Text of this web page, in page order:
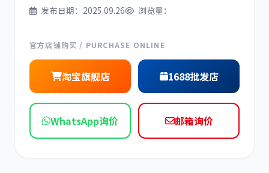
发布日期：2025.09.26 浏览量：
官方店铺购买 / PURCHASE ONLINE
淘宝旗舰店 1688批发店
WhatsApp询价 邮箱询价